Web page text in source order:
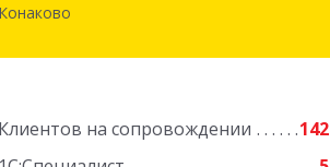
Конаково
Клиентов на сопровождении
142
171255, Тверская обл, Конаковский р-
Подробнее